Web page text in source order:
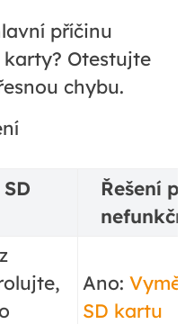
příčinu
Otestujte
chybu.
Řešení
Ano:
SD kartu